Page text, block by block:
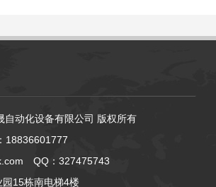
动化设备有限公司 版权所有
18836601777
QQ：327475743
15栋南电梯4楼